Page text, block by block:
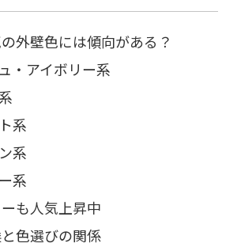
外壁色には傾向がある？
・アイボリー系
系
系
系
も人気上昇中
色選びの関係